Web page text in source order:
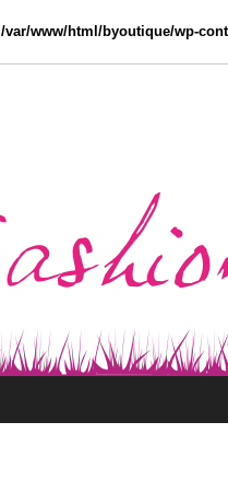
/var/www/html/byoutique/wp-